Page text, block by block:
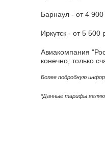
Барнаул - от 4
Иркутск - от 5 500
Авиакомпания
конечно, только
Более подробную
*Данные тарифы